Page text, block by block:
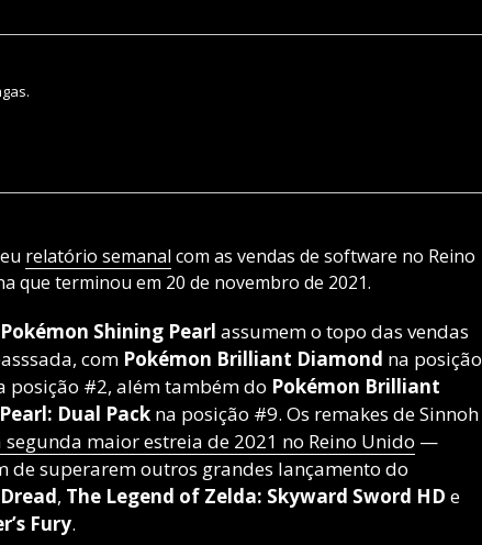
relatório semanal com as vendas de software no Reino
que terminou em 20 de novembro de 2021.
Pokémon Shining Pearl assumem o topo das vendas
com Pokémon Brilliant Diamond na posição
posição #2, além também do Pokémon Brilliant
Dual Packna posição #9. Os remakes de Sinnoh
maior estreia de 2021 no Reino Unido —
de superarem outros grandes lançamento do
, The Legend of Zelda: Skyward Sword HD e
Fury.